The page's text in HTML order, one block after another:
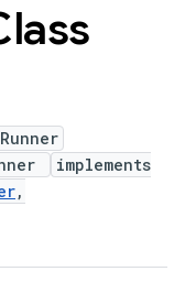
implements
,